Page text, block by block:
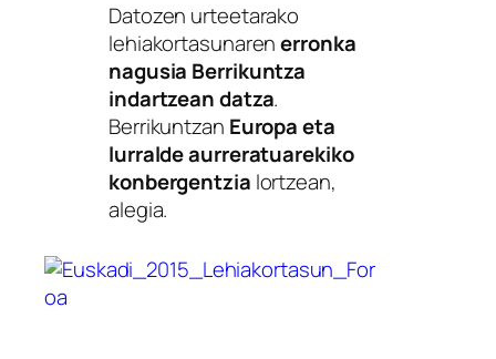
Datozen urteetarako
lehiakortasunarenerronka
nagusia Berrikuntza
indartzean datza.
Berrikuntzan Europa eta
lurralde aurreratuarekiko
konbergentzia lortzean,
alegia.